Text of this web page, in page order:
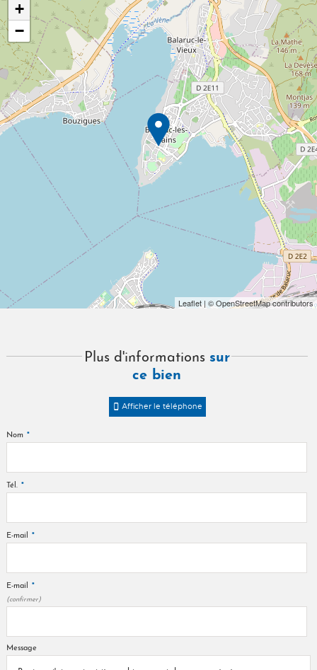
+
−
Leaflet | © OpenStreetMap contributors
Plus d'informations sur
ce bien
Afficher le téléphone
Nom *
Tél. *
E-mail *
E-mail *
(confirmer)
Message